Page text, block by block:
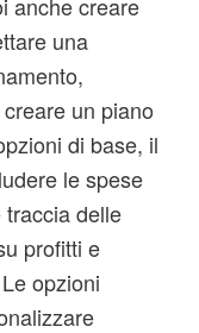
una
un piano
di base, il
le spese
delle
profitti e
opzioni